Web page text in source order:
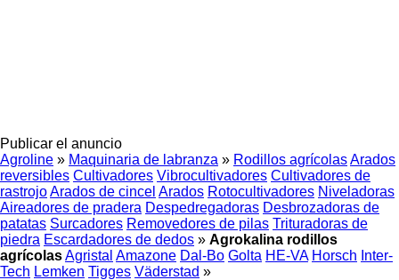
Publicar el anuncio
Agroline » Maquinaria de labranza » Rodillos agrícolasArados
reversibles Cultivadores Vibrocultivadores Cultivadores de
rastrojoArados de cincel Arados Rotocultivadores Niveladoras
Aireadores de pradera Despedregadoras Desbrozadoras de
patatas Surcadores Removedores de pilas Trituradoras de
piedra Escardadores de dedos » Agrokalina rodillos
agrícolasAgristal Amazone Dal-Bo Golta HE-VA Horsch Inter-
Tech Lemken Tigges Väderstad »